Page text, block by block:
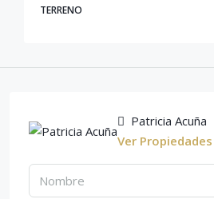
TERRENO
Patricia Acuña
Ver Propiedades